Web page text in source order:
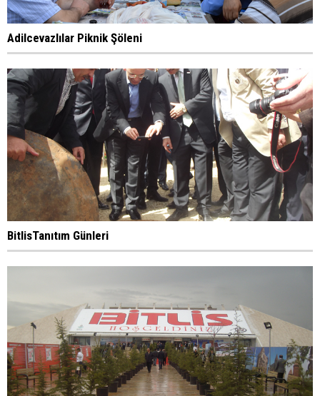
Adilcevazlılar Piknik Şöleni
BitlisTanıtım Günleri